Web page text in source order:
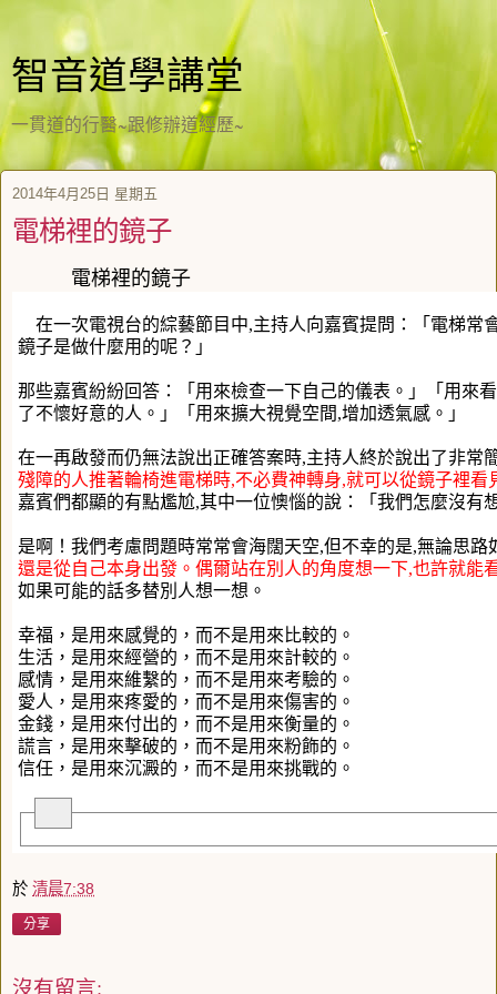
智音道學講堂
一貫道的行醫~跟修辦道經歷~
2014年4月25日 星期五
電梯裡的鏡子
電梯裡的鏡子
在一次電視台的綜藝節目中,主持人向嘉賓提問：「電梯常
鏡子是做什麼用的呢？」
那些嘉賓紛紛回答：「用來檢查一下自己的儀表。」「用來
了不懷好意的人。」「用來擴大視覺空間,增加透氣感。」
在一再啟發而仍無法說出正確答案時,主持人終於說出了非常
殘障的人推著輪椅進電梯時,不必費神轉身,就可以從鏡子裡看
嘉賓們都顯的有點尷尬,其中一位懊惱的說：「 我們怎麼沒有
是啊！我們考慮問題時常常會海闊天空,但不幸的是,無論思路
還是從自己本身出發。 偶爾站在別人的角度想一下,也許就能
如果可能的話多替別人想一想。
幸福，是用來感覺的，而不是用來比較的。
生活，是用來經營的，而不是用來計較的。
感情，是用來維繫的，而不是用來考驗的。
愛人，是用來疼愛的，而不是用來傷害的。
金錢，是用來付出的，而不是用來衡量的。
謊言，是用來擊破的，而不是用來粉飾的。
信任，是用來沉澱的，而不是用來挑戰的。
於 清晨7:38
分享
沒有留言: